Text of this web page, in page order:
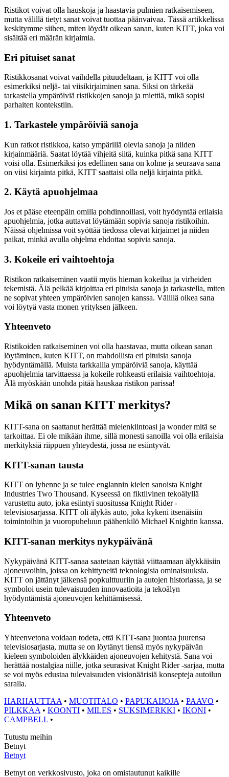
Ristikot voivat olla hauskoja ja haastavia pulmien ratkaisemiseen,
mutta välillä tietyt sanat voivat tuottaa päänvaivaa. Tässä artikkelissa
keskitymme siihen, miten löydät oikean sanan, kuten KITT, joka voi
sisältää eri määrän kirjaimia.
Eri pituiset sanat
Ristikkosanat voivat vaihdella pituudeltaan, ja KITT voi olla
esimerkiksi neljä- tai viisikirjaiminen sana. Siksi on tärkeää
tarkastella ympäröiviä ristikkojen sanoja ja miettiä, mikä sopisi
parhaiten kontekstiin.
1. Tarkastele ympäröiviä sanoja
Kun ratkot ristikkoa, katso ympärillä olevia sanoja ja niiden
kirjainmääriä. Saatat löytää vihjeitä siitä, kuinka pitkä sana KITT
voisi olla. Esimerkiksi jos edellinen sana on kolme ja seuraava sana
on viisi kirjainta pitkä, KITT saattaisi olla neljä kirjainta pitkä.
2. Käytä apuohjelmaa
Jos et pääse eteenpäin omilla pohdinnoillasi, voit hyödyntää erilaisia
apuohjelmia, jotka auttavat löytämään sopivia sanoja ristikoihin.
Näissä ohjelmissa voit syöttää tiedossa olevat kirjaimet ja niiden
paikat, minkä avulla ohjelma ehdottaa sopivia sanoja.
3. Kokeile eri vaihtoehtoja
Ristikon ratkaiseminen vaatii myös hieman kokeilua ja virheiden
tekemistä. Älä pelkää kirjoittaa eri pituisia sanoja ja tarkastella, miten
ne sopivat yhteen ympäröivien sanojen kanssa. Välillä oikea sana
voi löytyä vasta monen yrityksen jälkeen.
Yhteenveto
Ristikoiden ratkaiseminen voi olla haastavaa, mutta oikean sanan
löytäminen, kuten KITT, on mahdollista eri pituisia sanoja
hyödyntämällä. Muista tarkkailla ympäröiviä sanoja, käyttää
apuohjelmia tarvittaessa ja kokeile rohkeasti erilaisia vaihtoehtoja.
Älä myöskään unohda pitää hauskaa ristikon parissa!
Mikä on sanan KITT merkitys?
KITT-sana on saattanut herättää mielenkiintoasi ja wonder mitä se
tarkoittaa. Ei ole mikään ihme, sillä monesti sanoilla voi olla erilaisia
merkityksiä riippuen yhteydestä, jossa ne esiintyvät.
KITT-sanan tausta
KITT on lyhenne ja se tulee englannin kielen sanoista Knight
Industries Two Thousand. Kyseessä on fiktiivinen tekoälyllä
varustettu auto, joka esiintyi suositussa Knight Rider -
televisiosarjassa. KITT oli älykäs auto, joka kykeni itsenäisiin
toimintoihin ja vuoropuheluun päähenkilö Michael Knightin kanssa.
KITT-sanan merkitys nykypäivänä
Nykypäivänä KITT-sanaa saatetaan käyttää viittaamaan älykkäisiin
ajoneuvoihin, joissa on kehittyneitä teknologisia ominaisuuksia.
KITT on jättänyt jälkensä popkulttuuriin ja autojen historiassa, ja se
symboloi usein tulevaisuuden innovaatioita ja tekoälyn
hyödyntämistä ajoneuvojen kehittämisessä.
Yhteenveto
Yhteenvetona voidaan todeta, että KITT-sana juontaa juurensa
televisiosarjasta, mutta se on löytänyt tiensä myös nykypäivän
kieleen symboloiden älykkäiden ajoneuvojen kehitystä. Sana voi
herättää nostalgiaa niille, jotka seurasivat Knight Rider -sarjaa, mutta
se voi myös edustaa tulevaisuuden visionäärisiä konsepteja autoilun
saralla.
HARHAUTTAA • MUOTITALO • PAPUKAIJOJA • PAAVO •
PILKKAA • KOONTI • MILES • SUKSIMERKKI • IKONI •
CAMPBELL •
Tutustu meihin
Betnyt
Betnyt
Betnyt on verkkosivusto, joka on omistautunut kaikille